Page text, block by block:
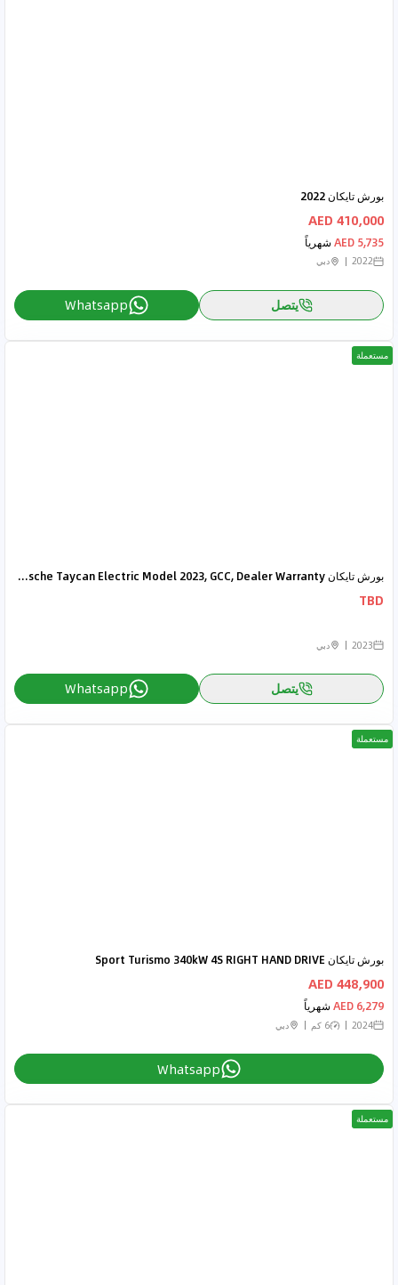
بورش تايكان 2022
410,000 AED
5,735 AED شهرياً
2022 دبي
يتصل Whatsapp
مستعملة
بورش تايكان Porsche Taycan Electric Model 2023, GCC, Dealer Warranty
TBD
2023 دبي
يتصل Whatsapp
مستعملة
بورش تايكان Sport Turismo 340kW 4S RIGHT HAND DRIVE
448,900 AED
6,279 AED شهرياً
2024 6 كم دبي
Whatsapp
مستعملة